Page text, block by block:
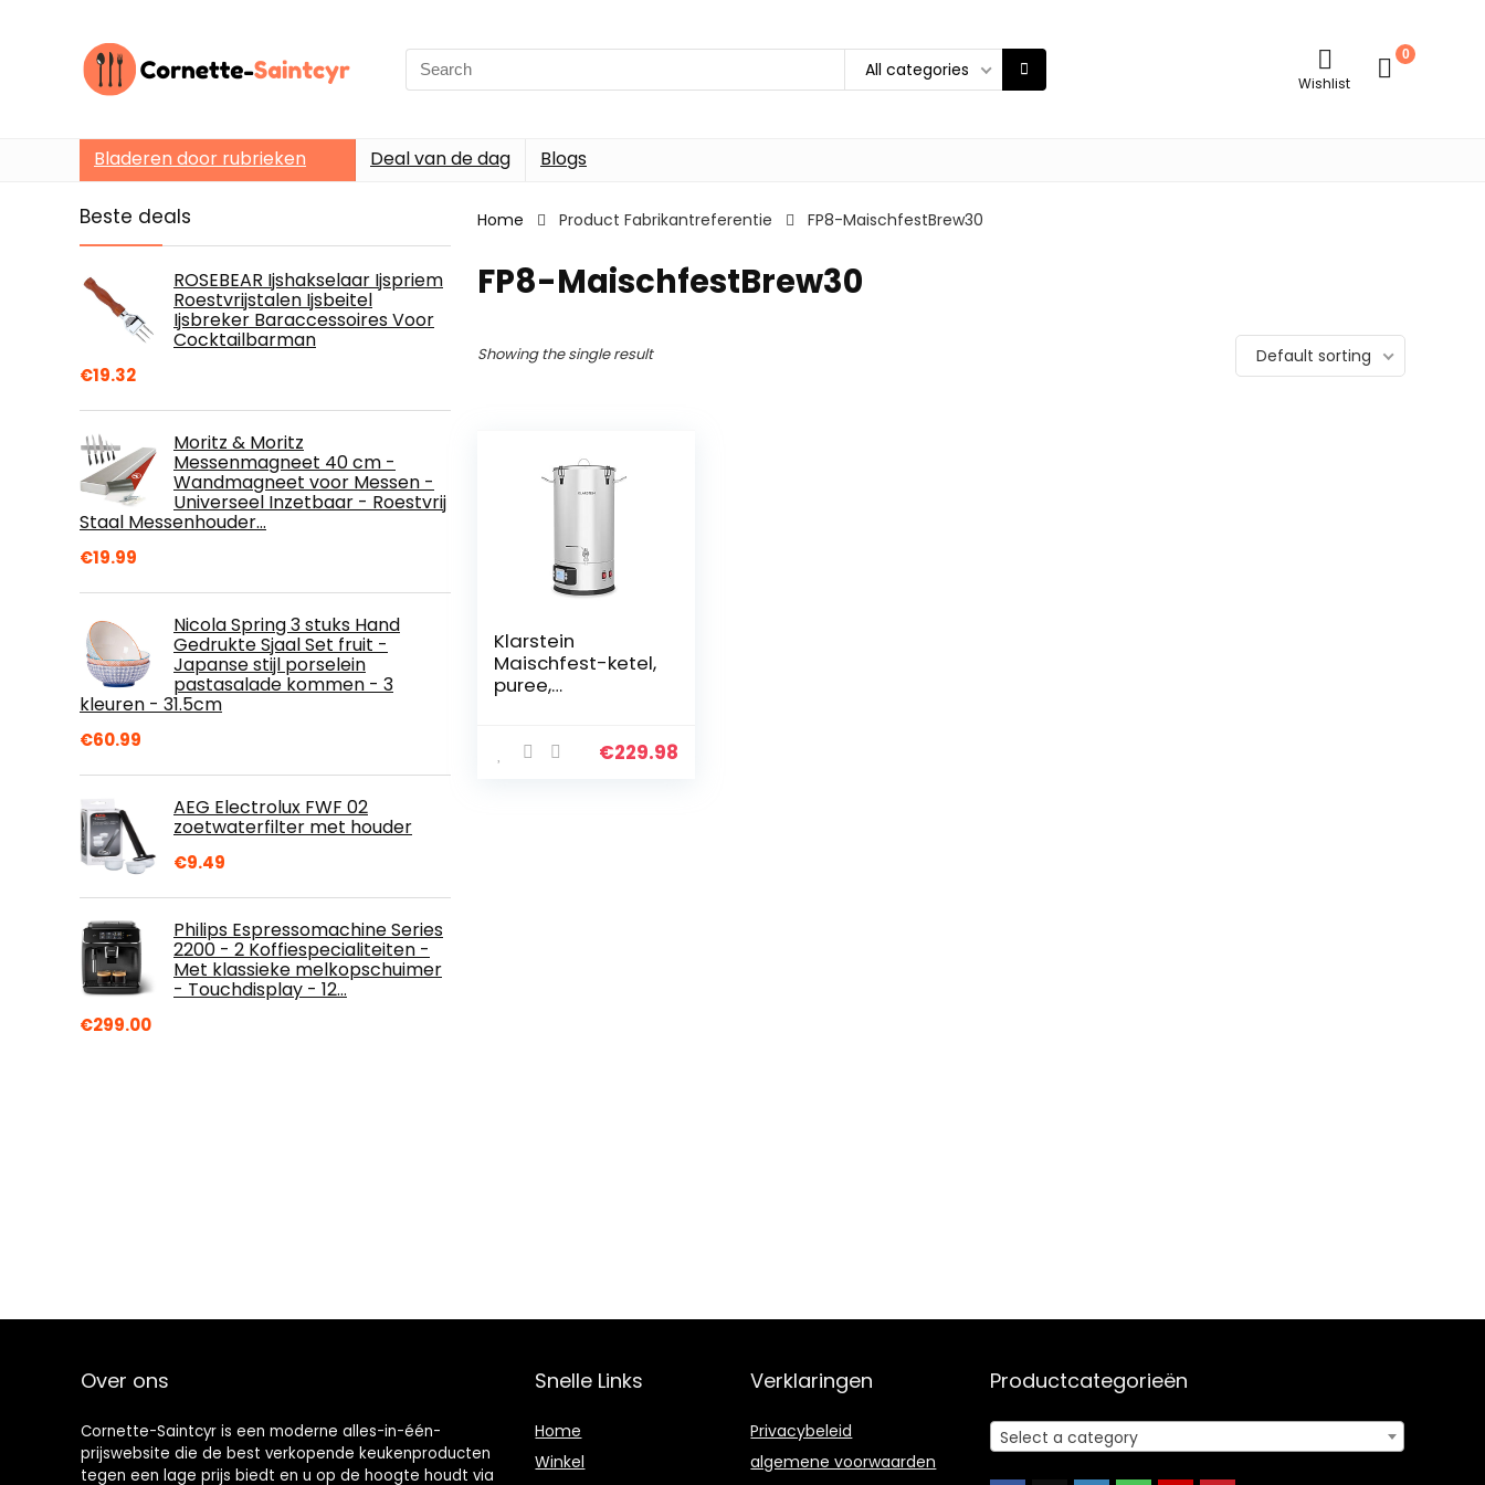
Search
for:
All categories
Wishlist
0
Bladeren door rubrieken Deal van de dag Blogs
Beste deals
ROSEBEAR Ijshakselaar Ijspriem
Roestvrijstalen Ijsbeitel
Ijsbreker Baraccessoires Voor
Cocktailbarman
€19.32
Moritz & Moritz
Messenmagneet 40 cm -
Wandmagneet voor Messen -
Universeel Inzetbaar - Roestvrij
Staal Messenhouder…
€19.99
Nicola Spring 3 stuks Hand
Gedrukte Sjaal Set fruit -
Japanse stijl porselein
pastasalade kommen - 3
kleuren - 31.5cm
€60.99
AEG Electrolux FWF 02
zoetwaterfilter met houder
€9.49
Philips Espressomachine Series
2200 - 2 Koffiespecialiteiten -
Met klassieke melkopschuimer
- Touchdisplay - 12…
€299.00
Home Product Fabrikantreferentie FP8-MaischfestBrew30
FP8-MaischfestBrew30
Showing the single result Default sorting
Klarstein
Maischfest-ketel,
puree,
1500/3000 W,
€229.98
Over ons
Cornette-Saintcyr is een moderne alles-in-één-
prijswebsite die de best verkopende keukenproducten
tegen een lage prijs biedt en u op de hoogte houdt via
Snelle Links
Home
Winkel
Verklaringen
Privacybeleid
algemene voorwaarden
Productcategorieën
Select a category